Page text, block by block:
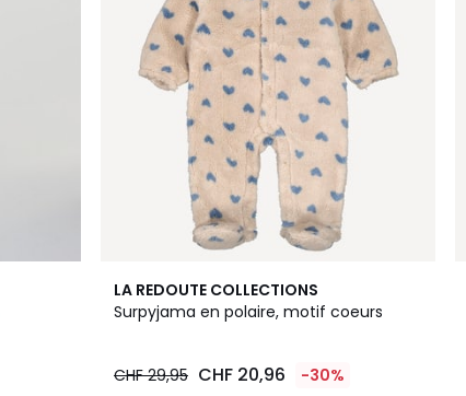
LA REDOUTE COLLECTIONS
Surpyjama en polaire, motif coeurs
CHF 29,95 CHF 20,96 -30%
4
/